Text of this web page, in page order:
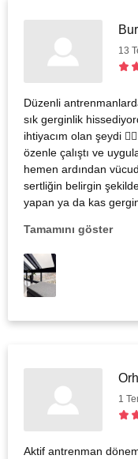
13
Düzenli
sık gerginlik
ihtiyacım olan şeydi
özenle çalıştı ve
hemen ardından
sertliğin belirgin
yapan ya da kas
Tamamını göster
1
Aktif antrenman